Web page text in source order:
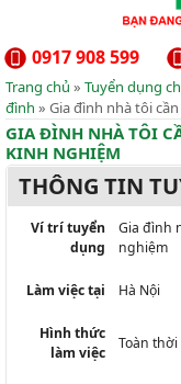
0917 908 599
Trang chủ » Tuyển dụng
đình » Gia đình nhà tôi
GIA ĐÌNH NHÀ TÔI
KINH NGHIỆM
THÔNG TIN
Ví trí tuyển
dụng
Gia đình
nghiệm
Làm việc tại Hà Nội
Hình thức
làm việc
Toàn